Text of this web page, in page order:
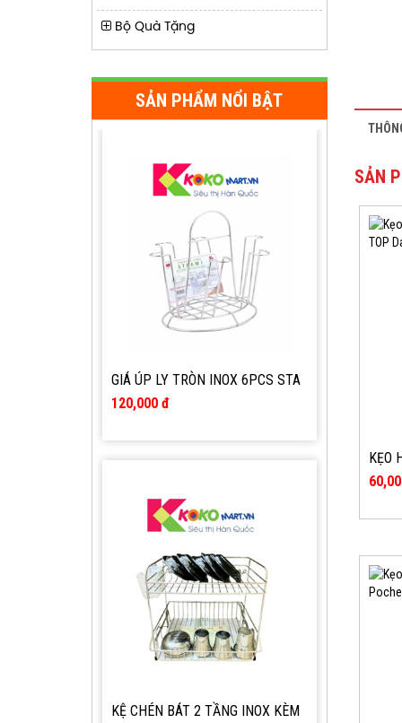
Bộ Quà Tặng
SẢN PHẨM NỔI BẬT
GIÁ ÚP LY TRÒN INOX 6PCS STA
(21CM*15CM*18CM)
KỆ CHÉN BÁT 2 TẦNG INOX KÈM
KHAY NHỰA HỨNG NƯỚC STA
460,000 đ
MÁY PHUN SƯƠNG CẤP ẨM
SẢN
KẸO
TOP